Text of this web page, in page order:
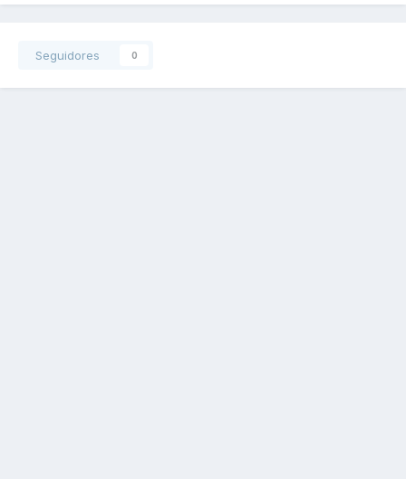
Seguidores 0